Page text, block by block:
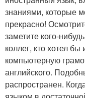
знаниями, которые
прекрасно!
заметите кого-
коллег, кто хотел
компьютерную
английского.
распространен.